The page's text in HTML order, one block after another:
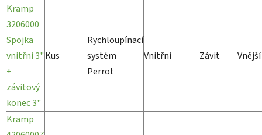
Kramp
3206000
Spojka
vnitřní 3"
+
závitový
konec 3"
Kus
Rychloupínací
systém
Perrot
Vnitřní Závit Vnější
Kramp